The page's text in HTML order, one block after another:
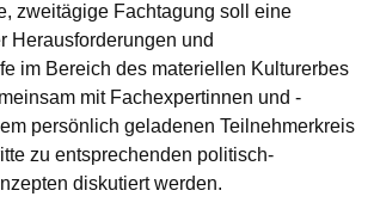
zweitägige Fachtagung soll eine
Herausforderungen und
im Bereich des materiellen Kulturerbes
mit Fachexpertinnen und -
persönlich geladenen Teilnehmerkreis
zu entsprechenden politisch-
diskutiert werden.